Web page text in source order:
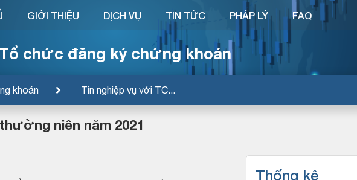
Tổ chức đăng ký chứng khoán
khoán Tin nghiệp vụ với TC...
GIỚI THIỆU DỊCH VỤ TIN TỨC PHÁP LÝ FAQ
niên năm 2021
Thống kê